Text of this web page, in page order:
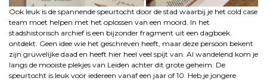
Ook leuk is de spannende speurtocht door de stad waarbij je het cold case
team moet helpen met het oplossen van een moord. In het
stadshistorisch archief is een bijzonder fragment uit een dagboek
ontdekt. Geen idee wie het geschreven heeft, maar deze persoon bekent
zijn gruwelijke daad en heeft hier heel veel spijt van. Al wandelend kom je
langs de mooiste plekjes van Leiden achter dit grote geheim. De
speurtocht is leuk voor iedereen vanaf een jaar of 10. Heb je jongere